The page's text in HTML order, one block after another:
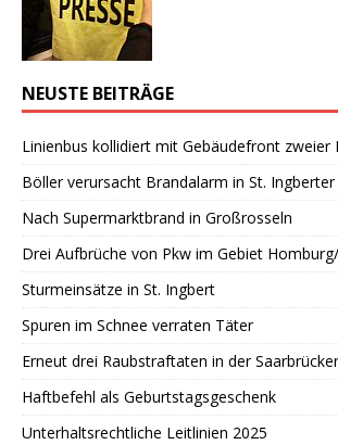
NEUSTE BEITRÄGE
Linienbus kollidiert mit Gebäudefront zweier
Böller verursacht Brandalarm in St.
Nach Supermarktbrand in Großrosseln
Drei Aufbrüche von Pkw im Gebiet
Sturmeinsätze in St. Ingbert
Spuren im Schnee verraten Täter
Erneut drei Raubstraftaten in der
Haftbefehl als Geburtstagsgeschenk
Unterhaltsrechtliche Leitlinien 2025